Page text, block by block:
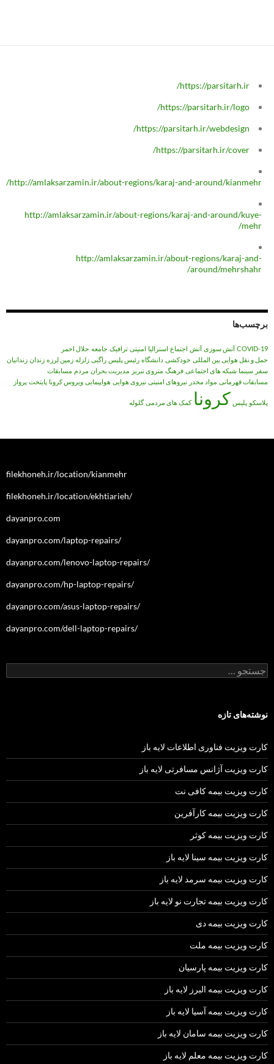
https://parsitarh.ir/
https://parsitarh.ir/logo/
https://parsitarh.ir/webdesign/
https://parsitarh.ir/cover/
http://amlaksarzamin.ir/about-regions/karaj-and-around/kianmehr/
http://amlaksarzamin.ir/about-regions/karaj-and-around/kuye-
mehr/
http://amlaksarzamin.ir/about-regions/karaj-and-
around/mehrshahr/
برچسب‌ها
COVID-19 آتش سوزی آتش‌ اجتماع استرالیا امنیتی ترافیک جامعه حلال احمر
حمل و نقل هوایی بین المللی خودکشی دانشگاه رئیس پلیس راگبی زلزله زمین لرزه زندان زندانیان
سفر سینما شبکه های اجتماعی فرهنگ متروی تبریز مدیریت بحران مردم مسابقات
مسابقات قهرمانی مواد مخدر نیروهای امنیتی نیروی هوایی هواپیمایی ویروس کرونا پایتخت پرواز
پلاسکو پلیس کرونا کمک های مردمی گلوله
filekhoneh.ir/location/kianmehr
filekhoneh.ir/location/ekhtiarieh/
dayanpro.com
dayanpro.com/laptop-repairs/
dayanpro.com/lenovo-laptop-repairs/
dayanpro.com/hp-laptop-repairs/
dayanpro.com/asus-laptop-repairs/
dayanpro.com/dell-laptop-repairs/
جستجو
برای:
نوشته‌های تازه
کارت ویزیت فناوری اطلاعات لایه باز
کارت ویزیت آژانس مسافرتی لایه باز
کارت ویزیت بیمه کافی نت
کارت ویزیت بیمه کارآفرین
کارت ویزیت بیمه کوثر
کارت ویزیت بیمه سینا لایه باز
کارت ویزیت بیمه سرمد لایه باز
کارت ویزیت بیمه تجارت نو لایه باز
کارت ویزیت بیمه دی
کارت ویزیت بیمه ملت
کارت ویزیت بیمه پارسیان
کارت ویزیت بیمه البرز لایه باز
کارت ویزیت بیمه آسیا لایه باز
کارت ویزیت بیمه سامان لایه باز
کارت ویزیت بیمه معلم لایه باز